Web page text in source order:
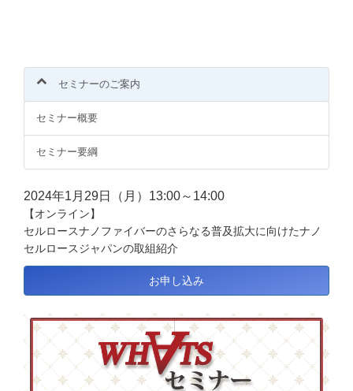
セミナーのご案内
セミナー概要
セミナー要綱
2024年1月29日（月）13:00～14:00
【オンライン】
セルロースナノファイバーのさらなる普及拡大に向けたナノ
セルロースジャパンの取組紹介
お申し込み